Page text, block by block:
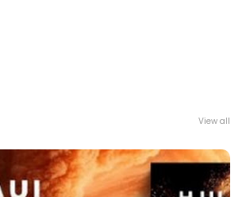
View all